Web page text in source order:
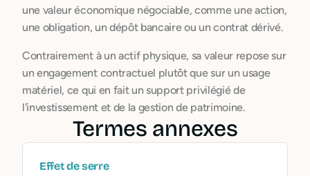
une valeur économique négociable, comme une action,
une obligation, un dépôt bancaire ou un contrat dérivé.
Contrairement à un actif physique, sa valeur repose sur
un engagement contractuel plutôt que sur un usage
matériel, ce qui en fait un support privilégié de
l'investissement et de la gestion de patrimoine.
Termes annexes
Effet de serre